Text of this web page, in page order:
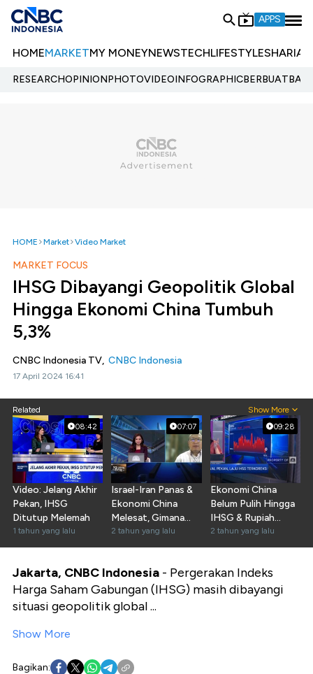
APPS
HOMEMARKETMY MONEYNEWSTECHLIFESTYLESHARIA
RESEARCHOPINIONPHOTOVIDEOINFOGRAPHIC
HOME Market Video Market
MARKET FOCUS
IHSG Dibayangi Geopolitik Global
Hingga Ekonomi China Tumbuh
5,3%
CNBC Indonesia TV, CNBC Indonesia
17 April 2024 16:41
Related Show More
08:42
Video: Jelang Akhir
Pekan, IHSG
Ditutup Melemah
1 tahun yang lalu
07:07
Israel-Iran Panas &
Ekonomi China
Melesat, Gimana
Nasib Ekonomi RI?
2 tahun yang lalu
09:28
Ekonomi China
Belum Pulih Hingga
IHSG & Rupiah
Kompak Melemah
2 tahun yang lalu
Jakarta, CNBC Indonesia - Pergerakan Indeks
Harga Saham Gabungan (IHSG) masih dibayangi
situasi geopolitik global ...
Show More
Bagikan: